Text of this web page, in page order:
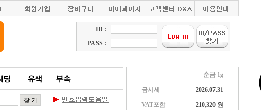
ID :
PASS :
순금 1g
금시세 2026.07.31
VAT포함 210,320 원